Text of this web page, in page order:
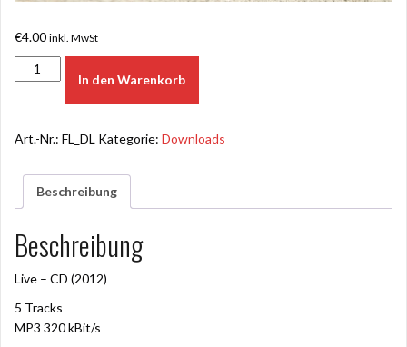
€4.00 inkl. MwSt
Five
Live
Download
In den Warenkorb
Art.-Nr.: FL_DL Kategorie: Downloads
Beschreibung
Beschreibung
Live – CD (2012)
5 Tracks
MP3 320 kBit/s